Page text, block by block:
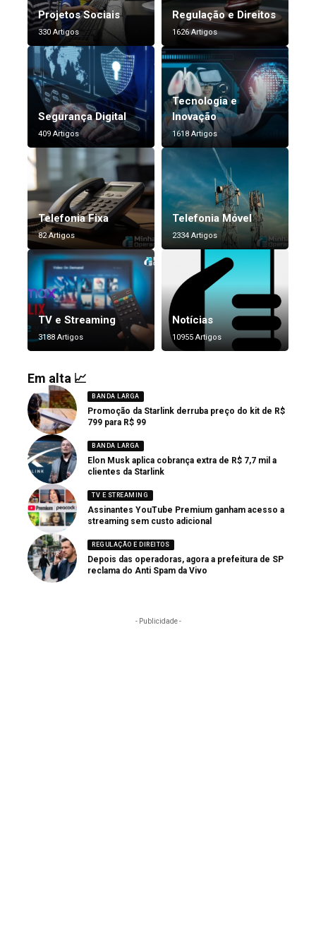
Projetos Sociais
330 Artigos
Regulação e Direitos
1626 Artigos
Segurança Digital
409 Artigos
Tecnologia e
Inovação
1618 Artigos
Telefonia Fixa
82 Artigos
Telefonia Móvel
2334 Artigos
TV e Streaming
3188 Artigos
Notícias
10955 Artigos
Em alta 📈
BANDA LARGA
Promoção da Starlink derruba preço do kit de R$
799 para R$ 99
BANDA LARGA
Elon Musk aplica cobrança extra de R$ 7,7 mil a
clientes da Starlink
TV E STREAMING
Assinantes YouTube Premium ganham acesso a
streaming sem custo adicional
REGULAÇÃO E DIREITOS
Depois das operadoras, agora a prefeitura de SP
reclama do Anti Spam da Vivo
- Publicidade -